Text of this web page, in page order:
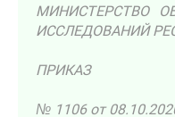
МИНИСТЕРСТВО
ИССЛЕДОВАНИЙ
ПРИКАЗ
№ 1106 от